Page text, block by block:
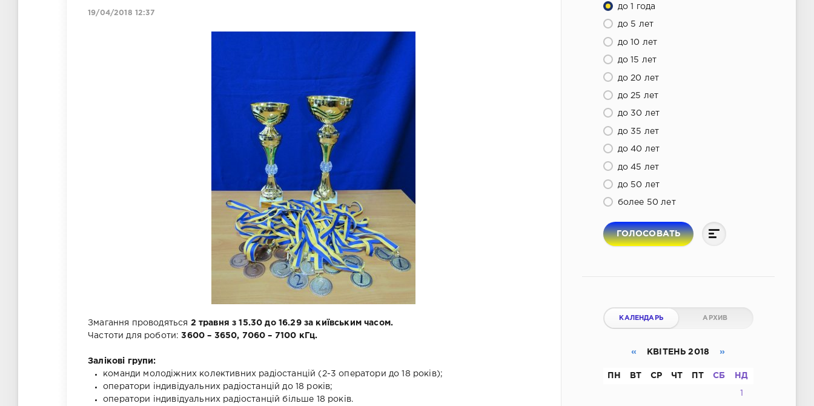
19/04/2018 12:37
Змагання проводяться 2 травня з 15.30 до 16.29 за київським часом.
Частоти для роботи:3600 – 3650, 7060 – 7100 кГц.
Залікові групи:
команди молодіжних колективних радіостанцій (2-3 оператори до 18 років);
оператори індивідуальних радіостанцій до 18 років;
оператори індивідуальних радіостанцій більше 18 років.
до 1 года
до 5 лет
до 10 лет
до 15 лет
до 20 лет
до 25 лет
до 30 лет
до 35 лет
до 40 лет
до 45 лет
до 50 лет
более 50 лет
ГОЛОСОВАТЬ
КАЛЕНДАРЬ АРХИВ
« КВІТЕНЬ 2018 »
ПН ВТ СР ЧТ СБ НД